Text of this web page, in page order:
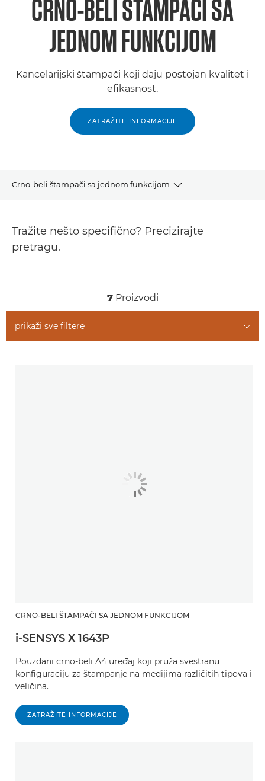
CRNO-BELI ŠTAMPAČI SA
JEDNOM FUNKCIJOM
Kancelarijski štampači koji daju postojan kvalitet i
efikasnost.
ZATRAŽITE INFORMACIJE
Crno-beli štampači sa jednom funkcijom
Podrška
Tražite nešto specifično? Precizirajte
pretragu.
7 Proizvodi
prikaži sve filtere
CRNO-BELI ŠTAMPAČI SA JEDNOM FUNKCIJOM
i-SENSYS X 1643P
Pouzdani crno-beli A4 uređaj koji pruža svestranu
konfiguraciju za štampanje na medijima različitih tipova i
veličina.
ZATRAŽITE INFORMACIJE